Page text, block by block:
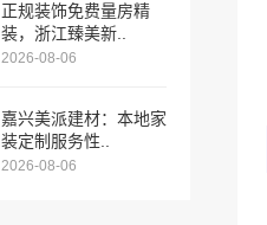
正规装饰免费量房精
装，浙江臻美新..
2026-08-06
嘉兴美派建材：本地家
装定制服务性..
2026-08-06